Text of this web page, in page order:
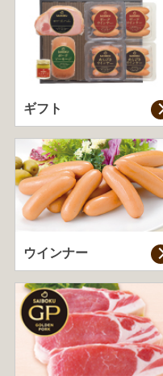
ギフト
ウインナー